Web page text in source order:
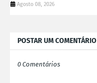
Agosto 08, 2026
POSTAR UM COMENTÁRIO
0 Comentários